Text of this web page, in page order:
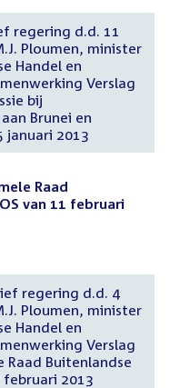
regering d.d. 11
Ploumen, minister
Handel en
Verslag
bij
Brunei en
januari 2013
Raad
van 11 februari
regering d.d. 4
Ploumen, minister
Handel en
Verslag
Raad Buitenlandse
februari 2013